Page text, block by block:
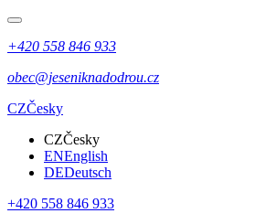
+420 558 846 933
obec@jeseniknadodrou.cz
CZČesky
CZČesky
ENEnglish
DEDeutsch
+420 558 846 933